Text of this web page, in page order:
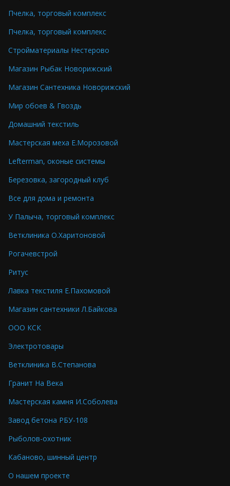
Пчелка, торговый комплекс
Пчелка, торговый комплекс
Стройматериалы Нестерово
Магазин Рыбак Новорижский
Магазин Сантехника Новорижский
Мир обоев & Гвоздь
Домашний текстиль
Мастерская меха Е.Морозовой
Lefterman, оконые системы
Березовка, загородный клуб
Все для дома и ремонта
У Палыча, торговый комплекс
Ветклиника О.Харитоновой
Рогачевстрой
Ритус
Лавка текстиля Е.Пахомовой
Магазин сантехники Л.Байкова
ООО КСК
Электротовары
Ветклиника В.Степанова
Гранит На Века
Мастерская камня И.Соболева
Завод бетона РБУ-108
Рыболов-охотник
Кабаново, шинный центр
О нашем проекте